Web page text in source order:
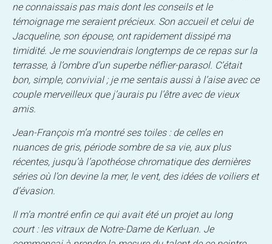
ne connaissais pas mais dont les conseils et le
témoignage me seraient précieux. Son accueil et celui de
Jacqueline, son épouse, ont rapidement dissipé ma
timidité. Je me souviendrais longtemps de ce repas sur la
terrasse, à l’ombre d’un superbe néflier-parasol. C’était
bon, simple, convivial ; je me sentais aussi à l’aise avec ce
couple merveilleux que j’aurais pu l’être avec de vieux
amis.
Jean-François m’a montré ses toiles : de celles en
nuances de gris, période sombre de sa vie, aux plus
récentes, jusqu’à l’apothéose chromatique des dernières
séries où l’on devine la mer, le vent, des idées de voiliers et
d’évasion.
Il m’a montré enfin ce qui avait été un projet au long
court : les vitraux de Notre-Dame de Kerluan. Je